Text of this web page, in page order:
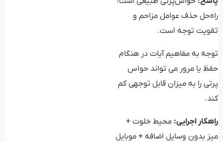
راه‌حل حذف عوامل مزاحم و
تقویت توجه است.
توجه به مفاهیم آیات در هنگام
حفظ یا مرور می تواند حواس
پرتی را به میزان قابل توجهی کم
کند.
راهکار اجرایی: محیط خلوت +
میز بدون وسایل اضافه + موبایل